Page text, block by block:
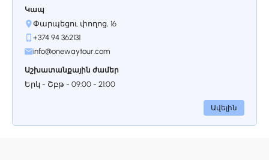
ունենալու համար Տաթեւի վանք
այցելությունը պարտադիրներից է։ 906
թվականին կառուցված սբ.Պողոս-
Պետրոս եկեղեցին համարվում է
ժամանակի լավագույն կառույցներից
մեկը։ Հսկայական եկեղեցին կանգնած
Հայերի ամենասիրելի վայրերից մեկը
Կապ
Փարպեցու փողոց, 16
+374 94 362131
info@onewaytour.com
Աշխատանքային ժամեր
Երկ - Շբթ - 09:00 - 21:00
Ավելին